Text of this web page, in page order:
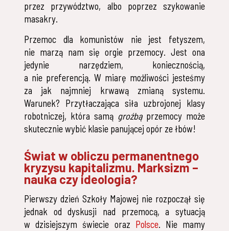
przez przywództwo, albo poprzez szykowanie
masakry.
Przemoc dla komunistów nie jest fetyszem,
nie marzą nam się orgie przemocy. Jest ona
jedynie narzędziem, koniecznością,
a nie preferencją. W miarę możliwości jesteśmy
za jak najmniej krwawą zmianą systemu.
Warunek? Przytłaczająca siła uzbrojonej klasy
robotniczej, która samą groźbą przemocy może
skutecznie wybić klasie panującej opór ze łbów!
Świat w obliczu permanentnego
kryzysu kapitalizmu. Marksizm –
nauka czy ideologia?
Pierwszy dzień Szkoły Majowej nie rozpoczął się
jednak od dyskusji nad przemocą, a sytuacją
w dzisiejszym świecie oraz Polsce. Nie mamy